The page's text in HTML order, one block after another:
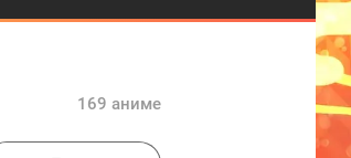
169 аниме